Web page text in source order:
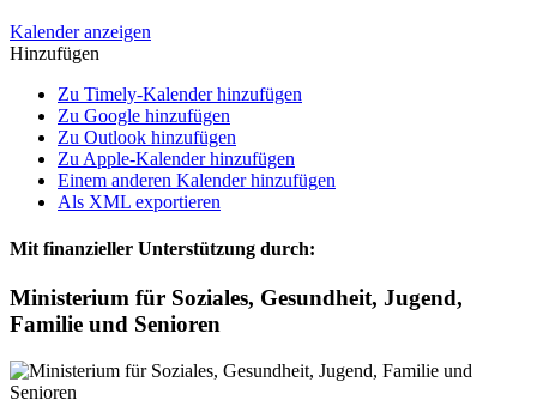
Kalender anzeigen
Hinzufügen
Zu Timely-Kalender hinzufügen
Zu Google hinzufügen
Zu Outlook hinzufügen
Zu Apple-Kalender hinzufügen
Einem anderen Kalender hinzufügen
Als XML exportieren
Mit finanzieller Unterstützung durch:
Ministerium für Soziales, Gesundheit, Jugend,
Familie und Senioren